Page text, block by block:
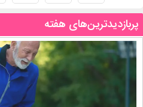
پربازدیدترین‌های هفته